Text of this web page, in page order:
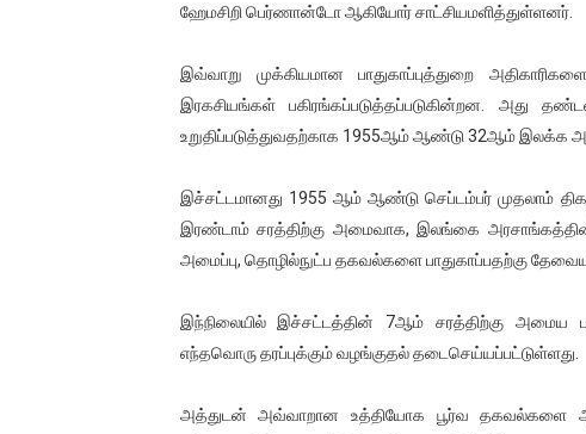
ஹேமசிறி பெர்ணான்டோ ஆகியோர் சாட்சியமளித்துள்ளனர்.
இவ்வாறு முக்கியமான பாதுகாப்புத்துறை
இரகசியங்கள் பகிரங்கப்படுத்தப்படுகின்றன. அது
உறுதிப்படுத்துவதற்காக 1955ஆம் ஆண்டு 32ஆம் இலக்க
இச்சட்டமானது 1955 ஆம் ஆண்டு செப்டம்பர் முதலாம்
இரண்டாம் சரத்திற்கு அமைவாக, இலங்கை அரசாங்கத்தின்
அமைப்பு, தொழில்நுட்ப தகவல்களை பாதுகாப்பதற்கு
இந்நிலையில் இச்சட்டத்தின் 7ஆம் சரத்திற்கு அமைய
எந்தவொரு தரப்புக்கும் வழங்குதல் தடைசெய்யப்பட்டுள்ளது.
அத்துடன் அவ்வாறான உத்தியோக பூர்வ தகவல்களை